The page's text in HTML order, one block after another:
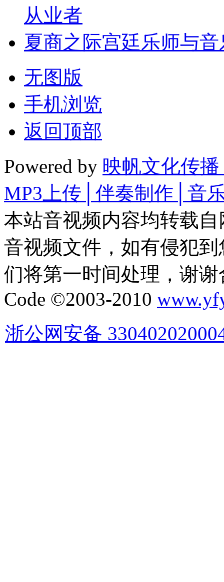
从业者
夏商之际宫廷乐师与
无图版
手机浏览
返回顶部
Powered by 映帆文化传
MP3上传│伴奏制作│音
本站音视频内容均转载
音视频文件，如有侵犯
们将第一时间处理，谢谢
Code ©2003-2010
浙公网安备